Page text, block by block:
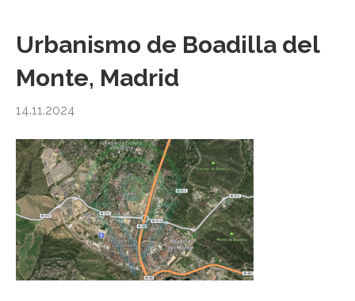
Urbanismo de Boadilla del
Monte, Madrid
14.11.2024